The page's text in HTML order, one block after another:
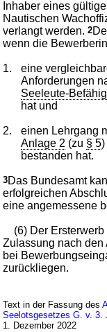
Inhaber eines
Nautischen
verlangt werden.2
wenn die
1.
eine
Anforderungen
Seeleute-
hat und
2.
einen Lehrgang
Anlage 2 (zu § 5
bestanden hat.
3Das Bundesamt
erfolgreichen
eine angemessene
(6) Der
Zulassung nach den
bei
zurückliegen.
Text in der Fassung des
Seelotsgesetzes G. v. 3.
1. Dezember 2022